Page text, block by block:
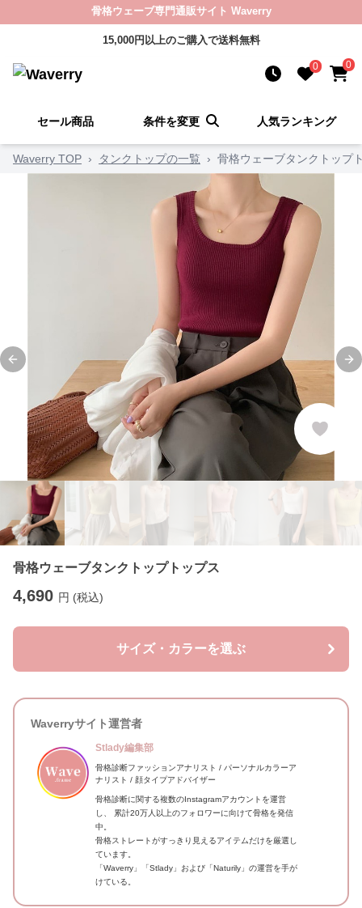
骨格ウェーブ専門通販サイト Waverry
15,000円以上のご購入で送料無料
0 0
セール商品 条件を変更 人気ランキング
Waverry TOP › タンクトップの一覧 › 骨格ウェーブタンクトップ
Previous slide
骨格ウェーブタンクトップトップス
4,690 円 (税込)
サイズ・カラーを選ぶ
Waverryサイト運営者
Stlady編集部
骨格診断ファッションアナリスト / パーソナルカラーア
ナリスト / 顔タイプアドバイザー
骨格診断に関する複数のInstagramアカウントを運営
し、 累計20万人以上のフォロワーに向けて骨格を発信
中。
骨格ストレートがすっきり見えるアイテムだけを厳選し
ています。
「Waverry」「Stlady」および「Naturily」の運営を手が
けている。